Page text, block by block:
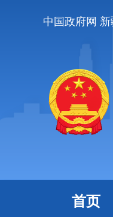
中国政府网
首页